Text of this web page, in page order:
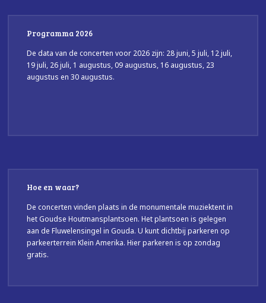
Programma 2026
De data van de concerten voor 2026 zijn: 28 juni, 5 juli, 12 juli,
19 juli, 26 juli, 1 augustus, 09 augustus, 16 augustus, 23
augustus en 30 augustus.
Hoe en waar?
De concerten vinden plaats in de monumentale muziektent in
het Goudse Houtmansplantsoen. Het plantsoen is gelegen
aan de Fluwelensingel in Gouda. U kunt dichtbij parkeren op
parkeerterrein Klein Amerika. Hier parkeren is op zondag
gratis.